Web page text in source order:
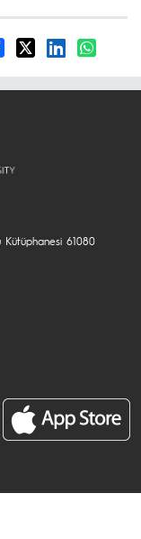
Kütüphanesi 61080